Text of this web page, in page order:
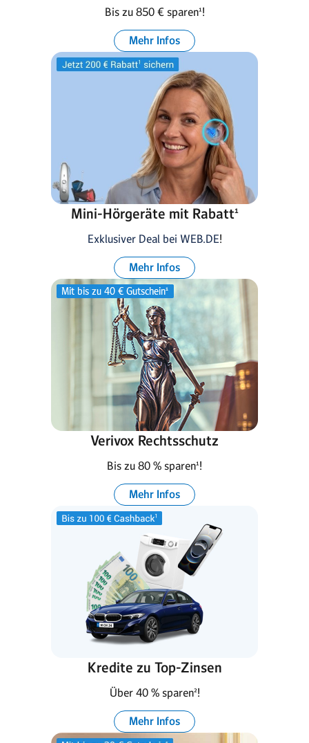
Bis zu 850 € sparen¹!
Mehr Infos
Mini-Hörgeräte mit Rabatt¹
Exklusiver Deal bei WEB.DE!
Mehr Infos
Verivox Rechtsschutz
Bis zu 80 % sparen¹!
Mehr Infos
Kredite zu Top-Zinsen
Über 40 % sparen²!
Mehr Infos